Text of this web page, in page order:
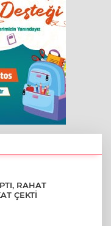
RAHAT
ÇEKTİ